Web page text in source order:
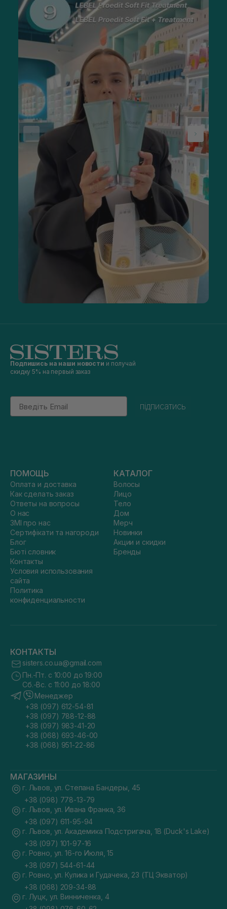
Подпишись на наши новости и получай
скидку 5% на первый заказ
Email
підписатись
ПОМОЩЬ
Оплата и доставка
Как сделать заказ
Ответы на вопросы
О нас
ЗМІ про нас
Сертифікати та нагороди
Блог
Бюті словник
Контакты
Условия использования
сайта
Политика
конфиденциальности
КАТАЛОГ
Волосы
Лицо
Тело
Дом
Мерч
Новинки
Акции и скидки
Бренды
КОНТАКТЫ
sisters.co.ua@gmail.com
Пн.-Пт. с 10:00 до 19:00
Сб.-Вс. с 11:00 до 18:00
Менеджер
+38 (097) 612-54-81
+38 (097) 788-12-88
+38 (097) 983-41-20
+38 (068) 693-46-00
+38 (068) 951-22-86
МАГАЗИНЫ
г. Львов, ул. Степана Бандеры, 45
+38 (098) 778-13-79
г. Львов, ул. Ивана Франка, 36
+38 (097) 611-95-94
г. Львов, ул. Академика Подстригача, 1В (Duck's Lake)
+38 (097) 101-97-16
г. Ровно, ул. 16-го Июля, 15
+38 (097) 544-61-44
г. Ровно, ул. Кулика и Гудачека, 23 (ТЦ Экватор)
+38 (068) 209-34-88
г. Луцк, ул. Винниченка, 4